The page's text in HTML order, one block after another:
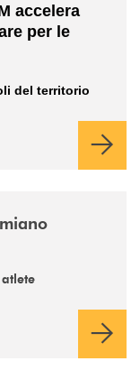
accelera
per le
del territorio